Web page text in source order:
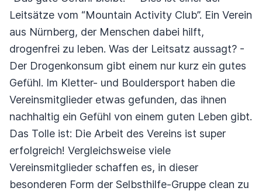
Leitsätze vom “Mountain Activity Club”. Ein Verein
aus Nürnberg, der Menschen dabei hilft,
drogenfrei zu leben. Was der Leitsatz aussagt? -
Der Drogenkonsum gibt einem nur kurz ein gutes
Gefühl. Im Kletter- und Bouldersport haben die
Vereinsmitglieder etwas gefunden, das ihnen
nachhaltig ein Gefühl von einem guten Leben gibt.
Das Tolle ist: Die Arbeit des Vereins ist super
erfolgreich! Vergleichsweise viele
Vereinsmitglieder schaffen es, in dieser
besonderen Form der Selbsthilfe-Gruppe clean zu